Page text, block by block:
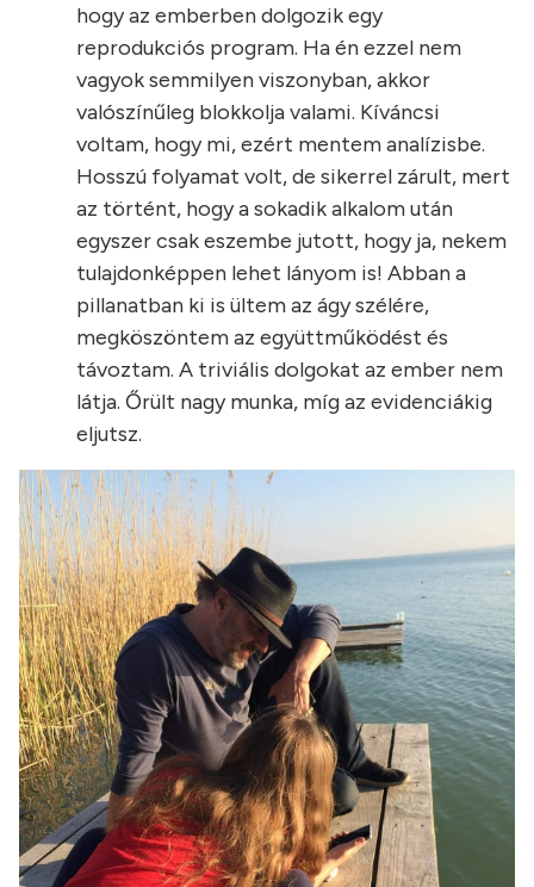
hogy az emberben dolgozik egy
reprodukciós program. Ha én ezzel nem
vagyok semmilyen viszonyban, akkor
valószínűleg blokkolja valami. Kíváncsi
voltam, hogy mi, ezért mentem analízisbe.
Hosszú folyamat volt, de sikerrel zárult, mert
az történt, hogy a sokadik alkalom után
egyszer csak eszembe jutott, hogy ja, nekem
tulajdonképpen lehet lányom is! Abban a
pillanatban ki is ültem az ágy szélére,
megköszöntem az együttműködést és
távoztam. A triviális dolgokat az ember nem
látja. Őrült nagy munka, míg az evidenciákig
eljutsz.